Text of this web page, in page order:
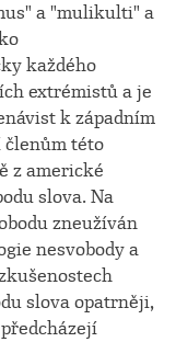
a "mulikulti" a
každého
extrémistů a je
k západním
členům této
z americké
slova. Na
zneužíván
nesvobody a
slova opatrněji,